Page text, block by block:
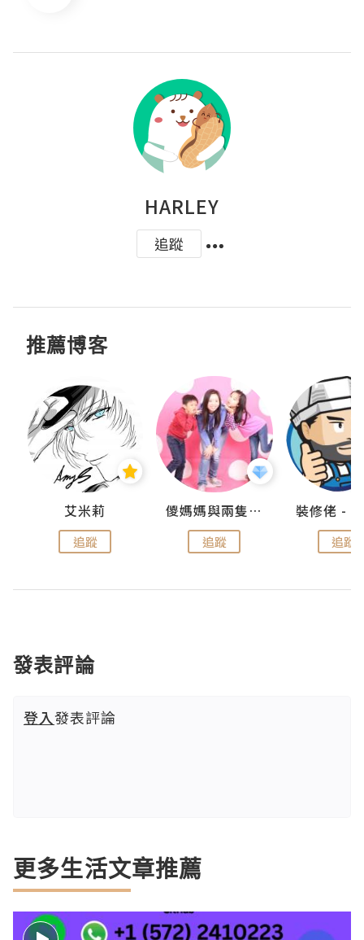
HARLEY
追蹤
推薦博客
艾米莉
追蹤
儍媽媽與兩隻小魔怪之家
追蹤 追蹤
發表評論
登入發表評論
更多生活文章推薦